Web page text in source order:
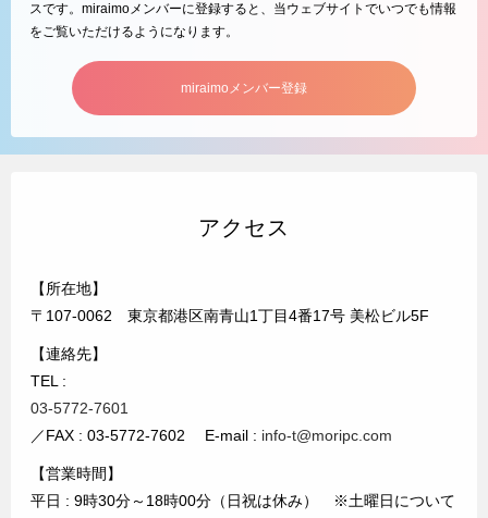
スです。miraimoメンバーに登録すると、当ウェブサイトでいつでも情報
をご覧いただけるようになります。
miraimoメンバー登録
アクセス
【所在地】
〒107-0062 東京都港区南青山1丁目4番17号 美松ビル5F
【連絡先】
TEL :
03-5772-7601
／FAX : 03-5772-7602 E-mail : info-t@moripc.com
【営業時間】
平日 : 9時30分～18時00分（日祝は休み） ※土曜日について